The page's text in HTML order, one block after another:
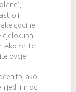
i
godine
cjelokupni
Ako želite
ovdje.
ako
jednim od